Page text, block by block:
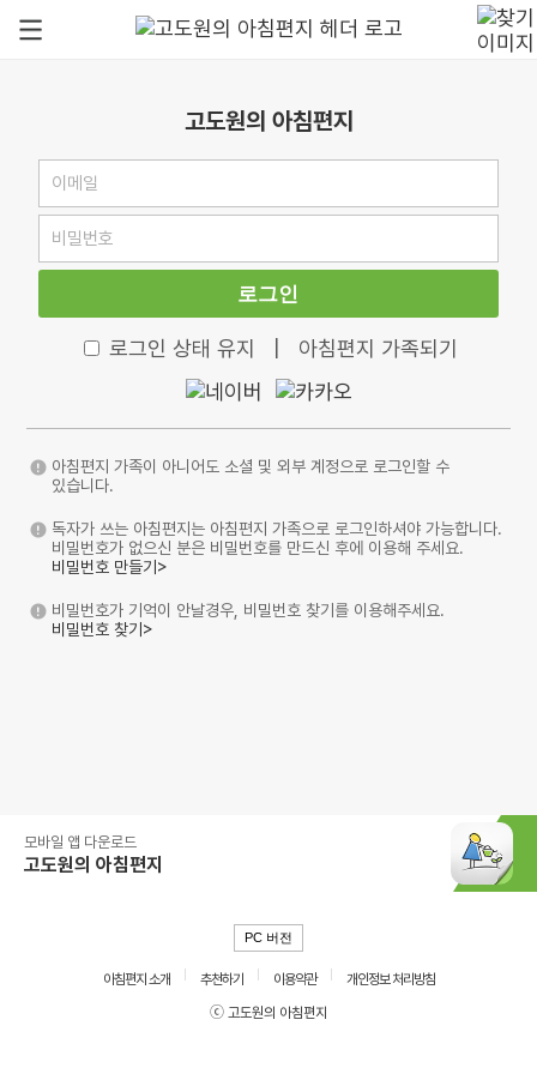
고도원의 아침편지
로그인
로그인 상태 유지 아침편지 가족되기
아침편지 가족이 아니어도 소셜 및 외부 계정으로 로그인할 수
있습니다.
독자가 쓰는 아침편지는 아침편지 가족으로 로그인하셔야 가능합니다.
비밀번호가 없으신 분은 비밀번호를 만드신 후에 이용해 주세요.
비밀번호 만들기>
비밀번호가 기억이 안날경우, 비밀번호 찾기를 이용해주세요.
비밀번호 찾기>
모바일 앱 다운로드
고도원의 아침편지
PC 버전
아침편지 소개 추천하기 이용약관
개인정보 처리방침
ⓒ 고도원의 아침편지